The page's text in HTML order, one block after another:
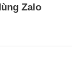
Zalo